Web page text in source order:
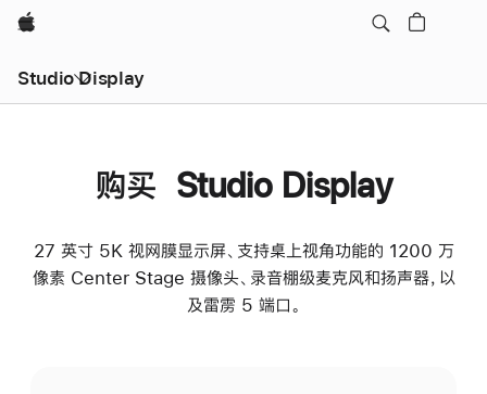
Apple
Studio Display
购买 Studio Display
27 英寸 5K 视网膜显示屏、支持桌上视角功能的 1200 万
像素 Center Stage 摄像头、录音棚级麦克风和扬声器，以
及雷雳 5 端口。